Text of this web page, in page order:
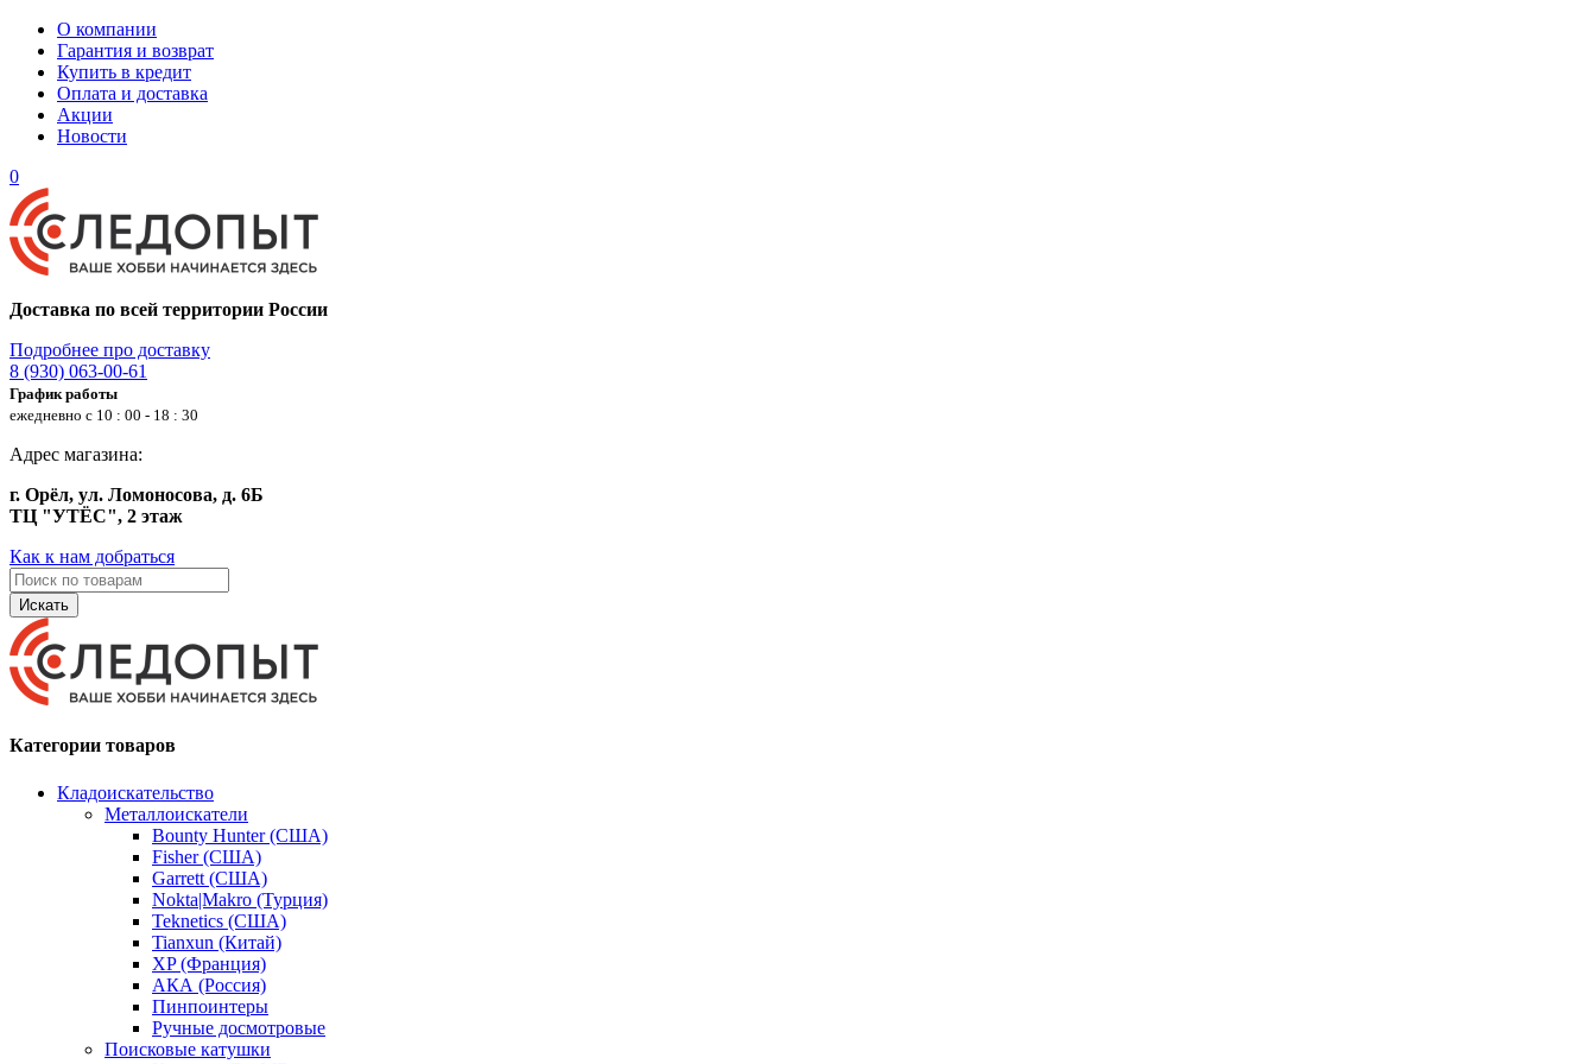
О компании
Гарантия и возврат
Купить в кредит
Оплата и доставка
Акции
Новости
0
Доставка по всей территории России
Подробнее про доставку
8 (930) 063-00-61
График работы
ежедневно с 10 : 00 - 18 : 30
Адрес магазина:
г. Орёл, ул. Ломоносова, д. 6Б
ТЦ "УТЁС", 2 этаж
Как к нам добраться
Искать
Категории товаров
Кладоискательство
Металлоискатели
Bounty Hunter (США)
Fisher (США)
Garrett (США)
Nokta|Makro (Турция)
Teknetics (США)
Tianxun (Китай)
XP (Франция)
АКА (Россия)
Пинпоинтеры
Ручные досмотровые
Поисковые катушки